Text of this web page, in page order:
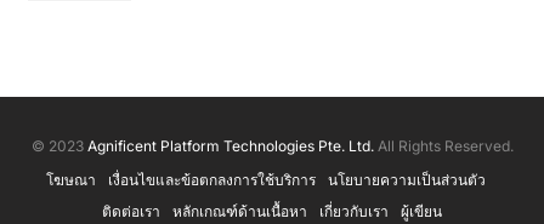
© 2023 Agnificent Platform Technologies Pte. Ltd.All Rights Reserved.
โฆษณา เงื่อนไขและข้อตกลงการใช้บริการ
นโยบายความเป็นส่วนตัว
ติดต่อเรา
หลักเกณฑ์ด้านเนื้อหา เกี่ยวกับเรา ผู้เขียน